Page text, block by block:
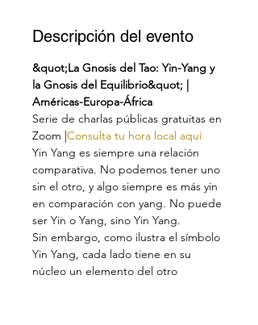
Descripción del evento
&quot;La Gnosis del Tao: Yin-Yang y
la Gnosis del Equilibrio&quot; |
Américas-Europa-África
Serie de charlas públicas gratuitas en
Zoom |Consulta tu hora local aquí
Yin Yang es siempre una relación
comparativa. No podemos tener uno
sin el otro, y algo siempre es más yin
en comparación con yang. No puede
ser Yin o Yang, sino Yin Yang.
Sin embargo, como ilustra el símbolo
Yin Yang, cada lado tiene en su
núcleo un elemento del otro